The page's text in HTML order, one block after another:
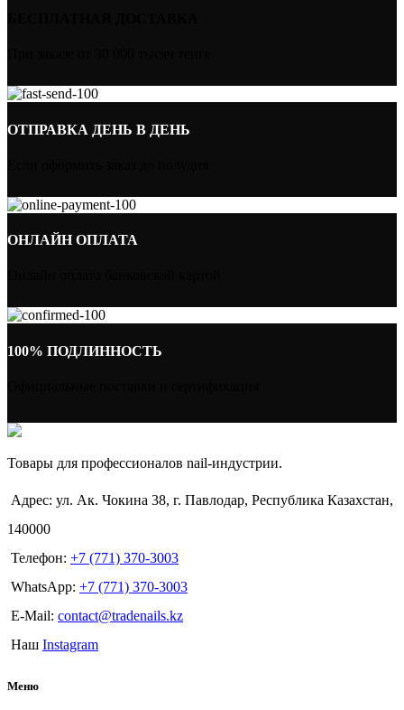
ОТПРАВКА ДЕНЬ В ДЕНЬ
ОНЛАЙН ОПЛАТА
100% ПОДЛИННОСТЬ
Товары для профессионалов nail-индустрии.
Адрес: ул. Ак. Чокина 38, г. Павлодар, Республика Казахстан,
140000
Телефон: +7 (771) 370-3003
WhatsApp: +7 (771) 370-3003
E-Mail: contact@tradenails.kz
Наш Instagram
Меню